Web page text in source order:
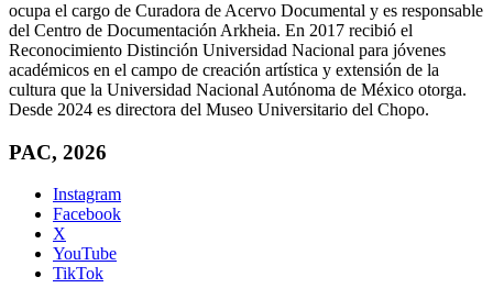
ocupa el cargo de Curadora de Acervo Documental y es responsable
del Centro de Documentación Arkheia. En 2017 recibió el
Reconocimiento Distinción Universidad Nacional para jóvenes
académicos en el campo de creación artística y extensión de la
cultura que la Universidad Nacional Autónoma de México otorga.
Desde 2024 es directora del Museo Universitario del Chopo.
PAC, 2026
Instagram
Facebook
X
YouTube
TikTok